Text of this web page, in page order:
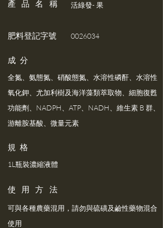
產品名稱 活綠發- 果
​肥料登記字號 0026034
​成 分
全氮、氨態氮、硝酸態氮、水溶性磷酐、水溶性
氧化鉀、尤加利樹及海洋藻類萃取物、細胞復甦
功能劑、NADPH、ATP、NADH、維生素 B 群、
游離胺基酸、微量元素
規 格
1L瓶裝濃縮液體
使用方法
可與各種農藥混用，請勿與硫磺及鹼性藥物混合
使用